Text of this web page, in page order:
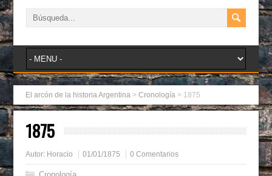
El arcón de la historia Argentina >Cronología > 1875
1875
Autor: Horacio 01/01/1875 0 Comentarios